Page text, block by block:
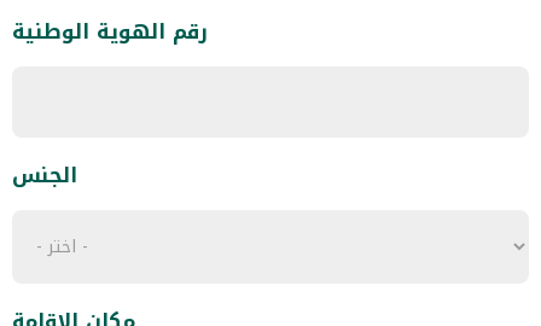
رقم الهوية الوطنية
الجنس